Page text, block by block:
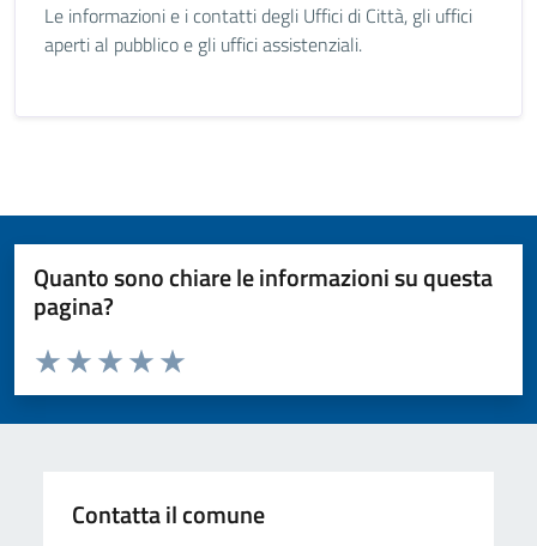
Le informazioni e i contatti degli Uffici di Città, gli uffici
aperti al pubblico e gli uffici assistenziali.
Quanto sono chiare le informazioni su questa
pagina?
Valuta da 1 a 5 stelle la pagina
Valuta 5 stelle su 5
Valuta 4 stelle su 5
Valuta 3 stelle su 5
Valuta 2 stelle su 5
Valuta 1 stelle su 5
Contatta il comune